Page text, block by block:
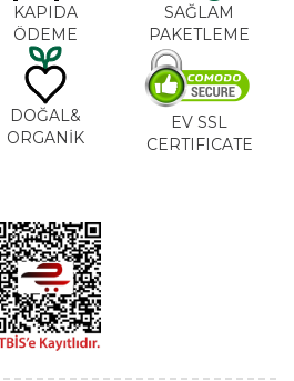
KAPIDA
ÖDEME
SAĞLAM
PAKETLEME
DOĞAL&
ORGANİK
EV SSL
CERTIFICATE